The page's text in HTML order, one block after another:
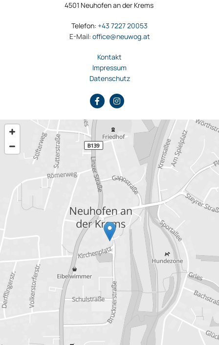
4501 Neuhofen an der Krems
Telefon: +43 7227 20053
E-Mail: office@neuwog.at
Kontakt
Impressum
Datenschutz